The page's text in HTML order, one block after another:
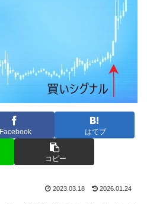
Facebook はてブ
コピー
2023.03.18 2026.01.24